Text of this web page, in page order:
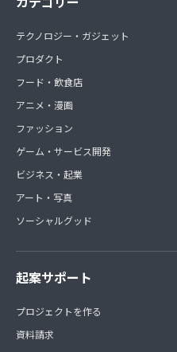
テクノロジー・ガジェット
プロダクト
フード・飲食店
アニメ・漫画
ファッション
ゲーム・サービス開発
ビジネス・起業
アート・写真
ソーシャルグッド
起案サポート
プロジェクトを作る
資料請求